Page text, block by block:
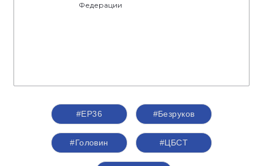
Федерации
#ЕР36 #Безруков
#Головин #ЦБСТ